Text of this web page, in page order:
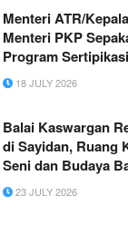
Menteri ATR/
Menteri PKP
Program
bagi Masyarakat
Berpenghasilan
18 JULY 2026
Balai Kaswargan
di Sayidan, Ruang
Seni dan Budaya
Warga Yogyakarta
23 JULY 2026